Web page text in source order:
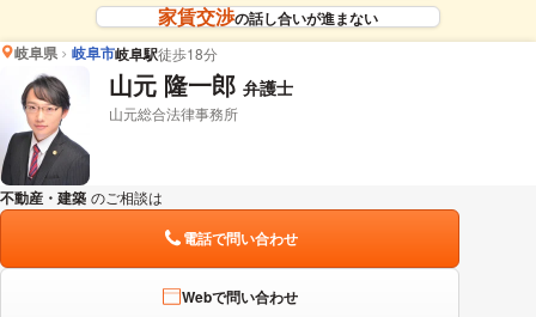
家賃交渉の話し合いが進まない
岐阜県
岐阜市岐阜駅徒歩18分
山元 隆一郎 弁護士
山元総合法律事務所
不動産・建築 のご相談は
電話で問い合わせ
Webで問い合わせ